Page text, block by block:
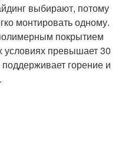
выбирают, потому
монтировать одному.
покрытием
условиях превышает 30
горение и